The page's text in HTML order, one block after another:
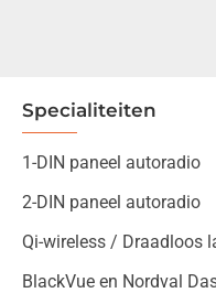
Specialiteiten
1-DIN paneel autoradio
2-DIN paneel autoradio
Qi-wireless / Draadloos
BlackVue en Nordval